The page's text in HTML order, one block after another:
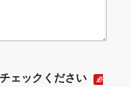
ェックください 必